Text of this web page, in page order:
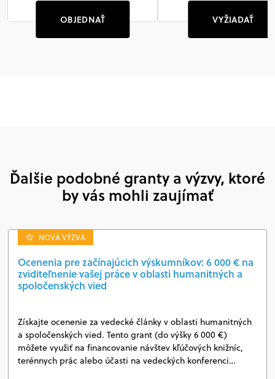
OBJEDNAŤ VYŽIADAŤ
Ďalšie podobné granty a výzvy, ktoré
by vás mohli zaujímať
NOVÁ VÝZVA
Ocenenia pre začínajúcich výskumníkov: 6 000 € na
zviditeľnenie vašej práce v oblasti humanitných a
spoločenských vied
Získajte ocenenie za vedecké články v oblasti humanitných
a spoločenských vied. Tento grant (do výšky 6 000 €)
môžete využiť na financovanie návštev kľúčových knižníc,
terénnych prác alebo účasti na vedeckých konferenci…